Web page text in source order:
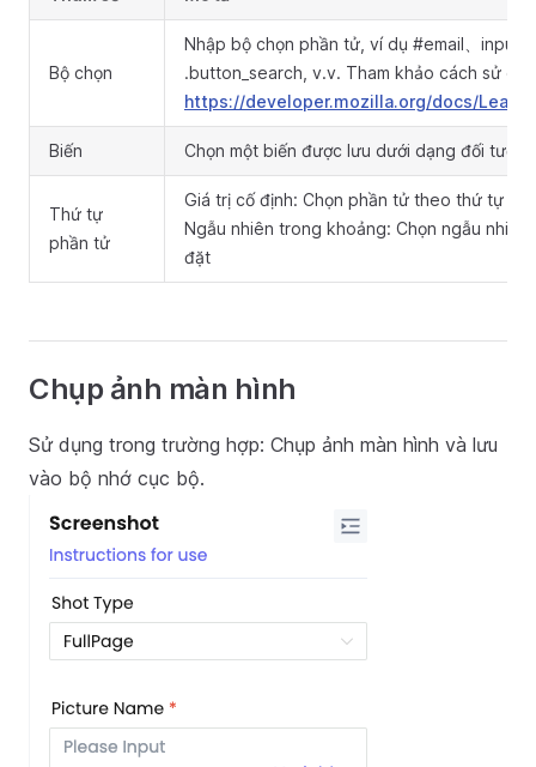
Bộ chọn
Nhập bộ chọn phần tử, ví dụ #email、
.button_search, v.v. Tham khảo cách sử
https://developer.mozilla.org/docs/Learn/
Biến Chọn một biến được lưu dưới dạng đối tượng
Thứ tự
phần tử
Giá trị cố định: Chọn phần tử theo thứ tự cố
Ngẫu nhiên trong khoảng: Chọn ngẫu
đặt
Chụp ảnh màn hình
Sử dụng trong trường hợp: Chụp ảnh màn hình và lưu
vào bộ nhớ cục bộ.